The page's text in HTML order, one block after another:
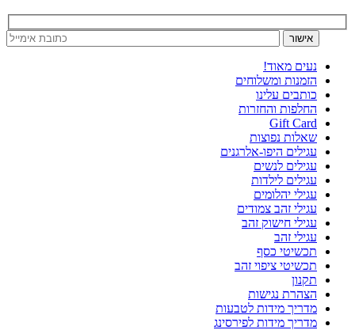
נעים מאוד!
הזמנות ומשלוחים
כותבים עלינו
החלפות והחזרות
Gift Card
שאלות נפוצות
עגילים היפו-אלרגנים
עגילים לנשים
עגילים לילדות
עגילי יהלומים
עגילי זהב צמודים
עגילי חישוק זהב
עגילי זהב
תכשיטי כסף
תכשיטי ציפוי זהב
תקנון
הצהרת נגישות
מדריך מידות לטבעות
מדריך מידות לפירסינג